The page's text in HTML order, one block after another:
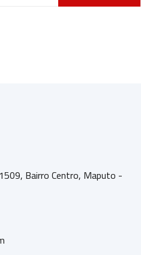
Bairro Centro, Maputo -